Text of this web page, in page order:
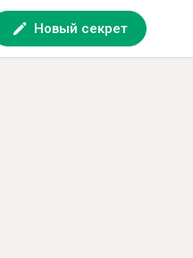
Новый секрет